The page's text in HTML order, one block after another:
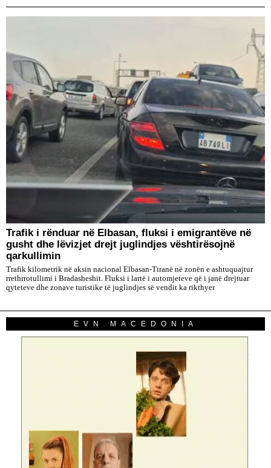
Trafik i rënduar në Elbasan, fluksi i emigrantëve në
gusht dhe lëvizjet drejt juglindjes vështirësojnë
qarkullimin
Trafik kilometrik në aksin nacional Elbasan-Tiranë në zonën e ashtuquajtur
rrethrrotullimi i Bradasheshit. Fluksi i lartë i automjeteve që i janë drejtuar
qyteteve dhe zonave turistike të juglindjes së vendit ka rikthyer
EVN MACEDONIA